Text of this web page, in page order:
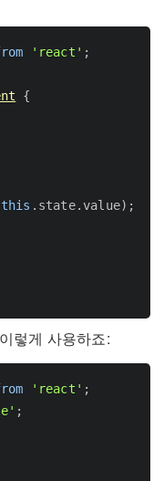
'react' ;
{
this . state.value) ;
렇게 사용하죠:
'react' ;
;